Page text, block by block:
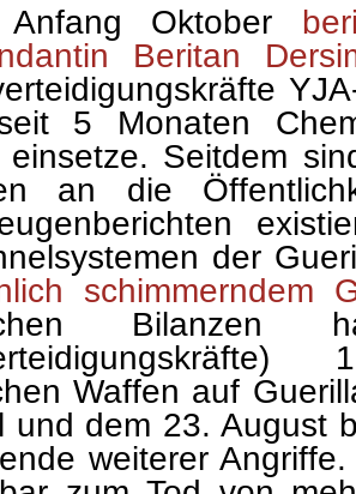
Anfang Oktober
Beritan
5 Monaten
einsetze. Seitdem
an die
der
schimmerndem
Bilanzen
Waffen auf
und dem 23. August
weiterer